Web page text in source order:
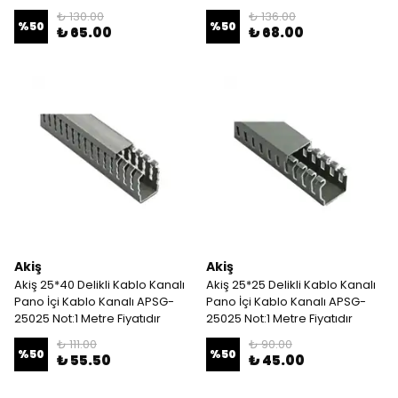
%50
₺ 130.00
₺ 65.00 %50
₺ 136.00
₺ 68.00
Akiş
Akiş 25*40 Delikli Kablo Kanalı
Pano İçi Kablo Kanalı APSG-
25025 Not:1 Metre Fiyatıdır
%50
₺ 111.00
₺ 55.50
Akiş
Akiş 25*25 Delikli Kablo Kanalı
Pano İçi Kablo Kanalı APSG-
25025 Not:1 Metre Fiyatıdır
%50
₺ 90.00
₺ 45.00